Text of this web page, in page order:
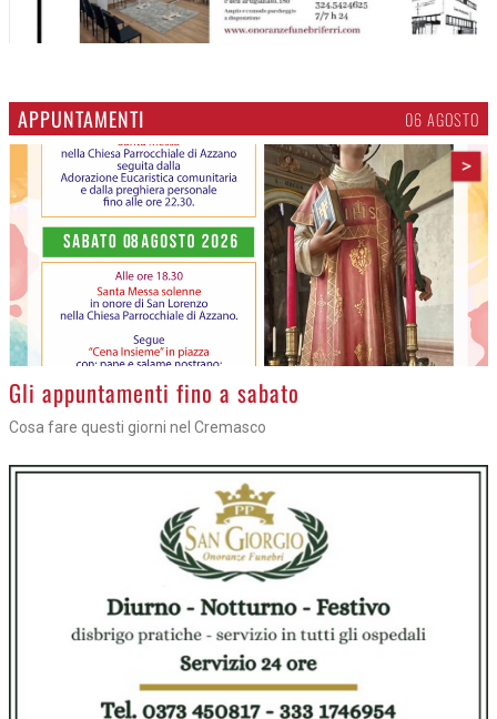
APPUNTAMENTI 06 AGOSTO
>
Gli appuntamenti fino a sabato
Cosa fare questi giorni nel Cremasco